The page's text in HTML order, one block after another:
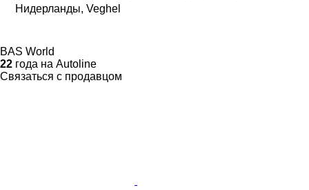
Нидерланды, Veghel
BAS World
22 года на Autoline
Связаться с продавцом